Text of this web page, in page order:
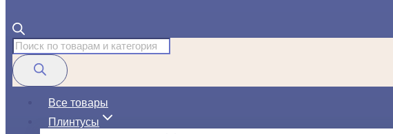
Поиск
товаров
Все товары
Плинтусы